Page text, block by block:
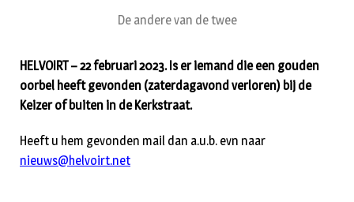
De andere van de twee
HELVOIRT – 22 februari 2023. Is er iemand die een gouden
oorbel heeft gevonden (zaterdagavond verloren) bij de
Keizer of buiten in de Kerkstraat.
Heeft u hem gevonden mail dan a.u.b. evn naar
nieuws@helvoirt.net